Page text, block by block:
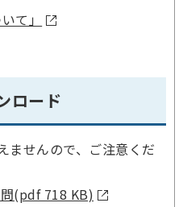
て」
ロード
せんので、ご注意くだ
(pdf 718 KB)